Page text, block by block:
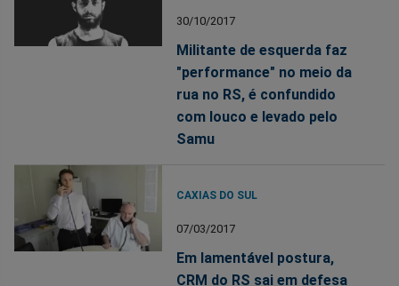
30/10/2017
Militante de esquerda faz
"performance" no meio da
rua no RS, é confundido
com louco e levado pelo
Samu
CAXIAS DO SUL
07/03/2017
Em lamentável postura,
CRM do RS sai em defesa